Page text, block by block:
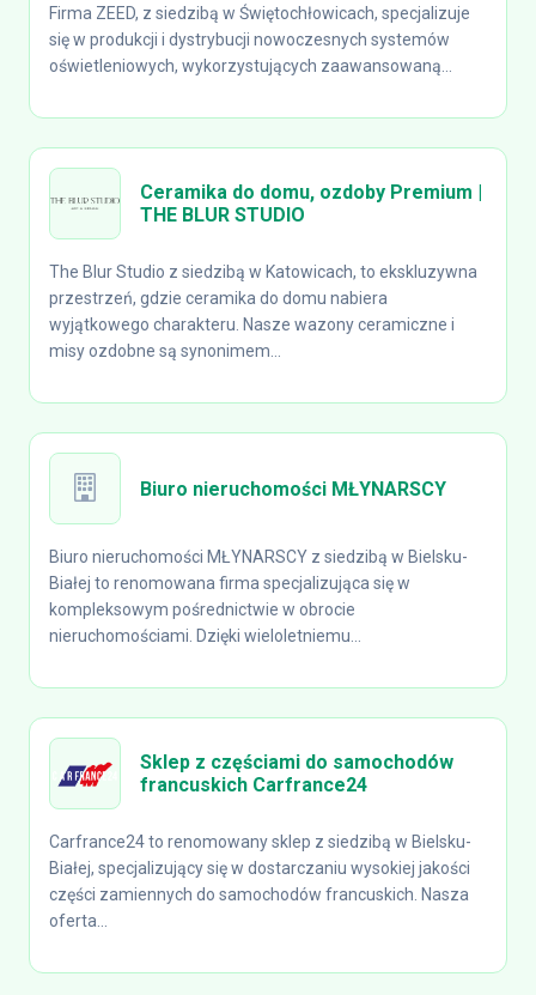
Firma ZEED, z siedzibą w Świętochłowicach, specjalizuje
się w produkcji i dystrybucji nowoczesnych systemów
oświetleniowych, wykorzystujących zaawansowaną...
Ceramika do domu, ozdoby Premium |
THE BLUR STUDIO
The Blur Studio z siedzibą w Katowicach, to ekskluzywna
przestrzeń, gdzie ceramika do domu nabiera
wyjątkowego charakteru. Nasze wazony ceramiczne i
misy ozdobne są synonimem...
Biuro nieruchomości MŁYNARSCY
Biuro nieruchomości MŁYNARSCY z siedzibą w Bielsku-
Białej to renomowana firma specjalizująca się w
kompleksowym pośrednictwie w obrocie
nieruchomościami. Dzięki wieloletniemu...
Sklep z częściami do samochodów
francuskich Carfrance24
Carfrance24 to renomowany sklep z siedzibą w Bielsku-
Białej, specjalizujący się w dostarczaniu wysokiej jakości
części zamiennych do samochodów francuskich. Nasza
oferta...